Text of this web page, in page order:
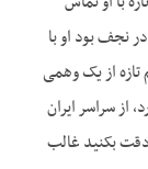
نجف بود او با
از یک وهمی
از سراسر ایران
بکنید غالب